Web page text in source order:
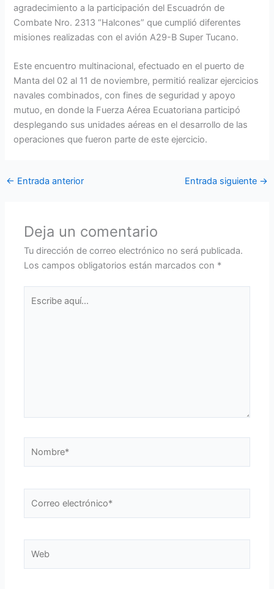
agradecimiento a la participación del Escuadrón de
Combate Nro. 2313 “Halcones” que cumplió diferentes
misiones realizadas con el avión A29-B Super Tucano.
Este encuentro multinacional, efectuado en el puerto de
Manta del 02 al 11 de noviembre, permitió realizar ejercicios
navales combinados, con fines de seguridad y apoyo
mutuo, en donde la Fuerza Aérea Ecuatoriana participó
desplegando sus unidades aéreas en el desarrollo de las
operaciones que fueron parte de este ejercicio.
← Entrada anterior Entrada siguiente →
Deja un comentario
Tu dirección de correo electrónico no será publicada.
Los campos obligatorios están marcados con *
aquí...
electrónico*